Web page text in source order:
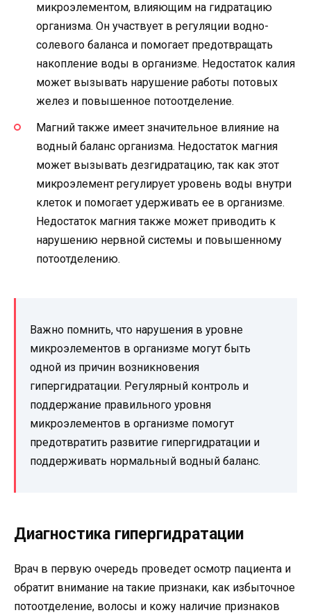
микроэлементом, влияющим на гидратацию
организма. Он участвует в регуляции водно-
солевого баланса и помогает предотвращать
накопление воды в организме. Недостаток калия
может вызывать нарушение работы потовых
желез и повышенное потоотделение.
Магний также имеет значительное влияние на
водный баланс организма. Недостаток магния
может вызывать дезгидратацию, так как этот
микроэлемент регулирует уровень воды внутри
клеток и помогает удерживать ее в организме.
Недостаток магния также может приводить к
нарушению нервной системы и повышенному
потоотделению.
Важно помнить, что нарушения в уровне
микроэлементов в организме могут быть
одной из причин возникновения
гипергидратации. Регулярный контроль и
поддержание правильного уровня
микроэлементов в организме помогут
предотвратить развитие гипергидратации и
поддерживать нормальный водный баланс.
Диагностика гипергидратации
Врач в первую очередь проведет осмотр пациента и
обратит внимание на такие признаки, как избыточное
потоотделение, волосы и кожу наличие признаков